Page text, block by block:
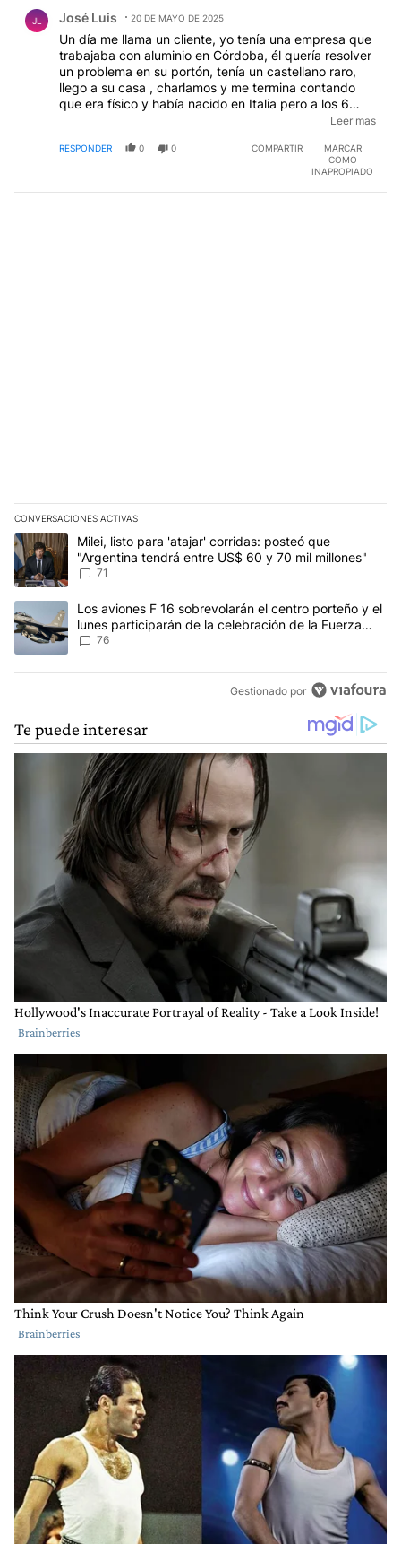
JL José Luis 20 DE MAYO DE 2025
Un día me llama un cliente, yo tenía una empresa que
trabajaba con aluminio en Córdoba, él quería resolver
un problema en su portón, tenía un castellano raro,
llego a su casa , charlamos y me termina contando
que era físico y había nacido en Italia pero a los 6
años había llegado a Argentina, se recibió en la UNC y
responsable de liderazgo científico por parte de
Europa del proyecto del telescopio Hubble, una
Leer mas
RESPONDER 0 0 COMPARTIR
MARCAR
COMO
INAPROPIADO
CONVERSACIONES ACTIVAS
Este listado muestra los artículos con más comentarios en los
Un artículo de tendencia con el título "Milei, listo para 'atajar'
Milei, listo para 'atajar' corridas: posteó que
"Argentina tendrá entre US$ 60 y 70 mil millones"
71
Un artículo de tendencia con el título "Los aviones F 16
Los aviones F 16 sobrevolarán el centro porteño y el
lunes participarán de la celebración de la Fuerza
Aérea
76
Gestionado por